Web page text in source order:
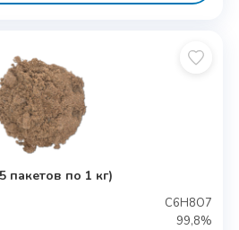
пакетов по 1 кг)
C6H8O7
99,8%